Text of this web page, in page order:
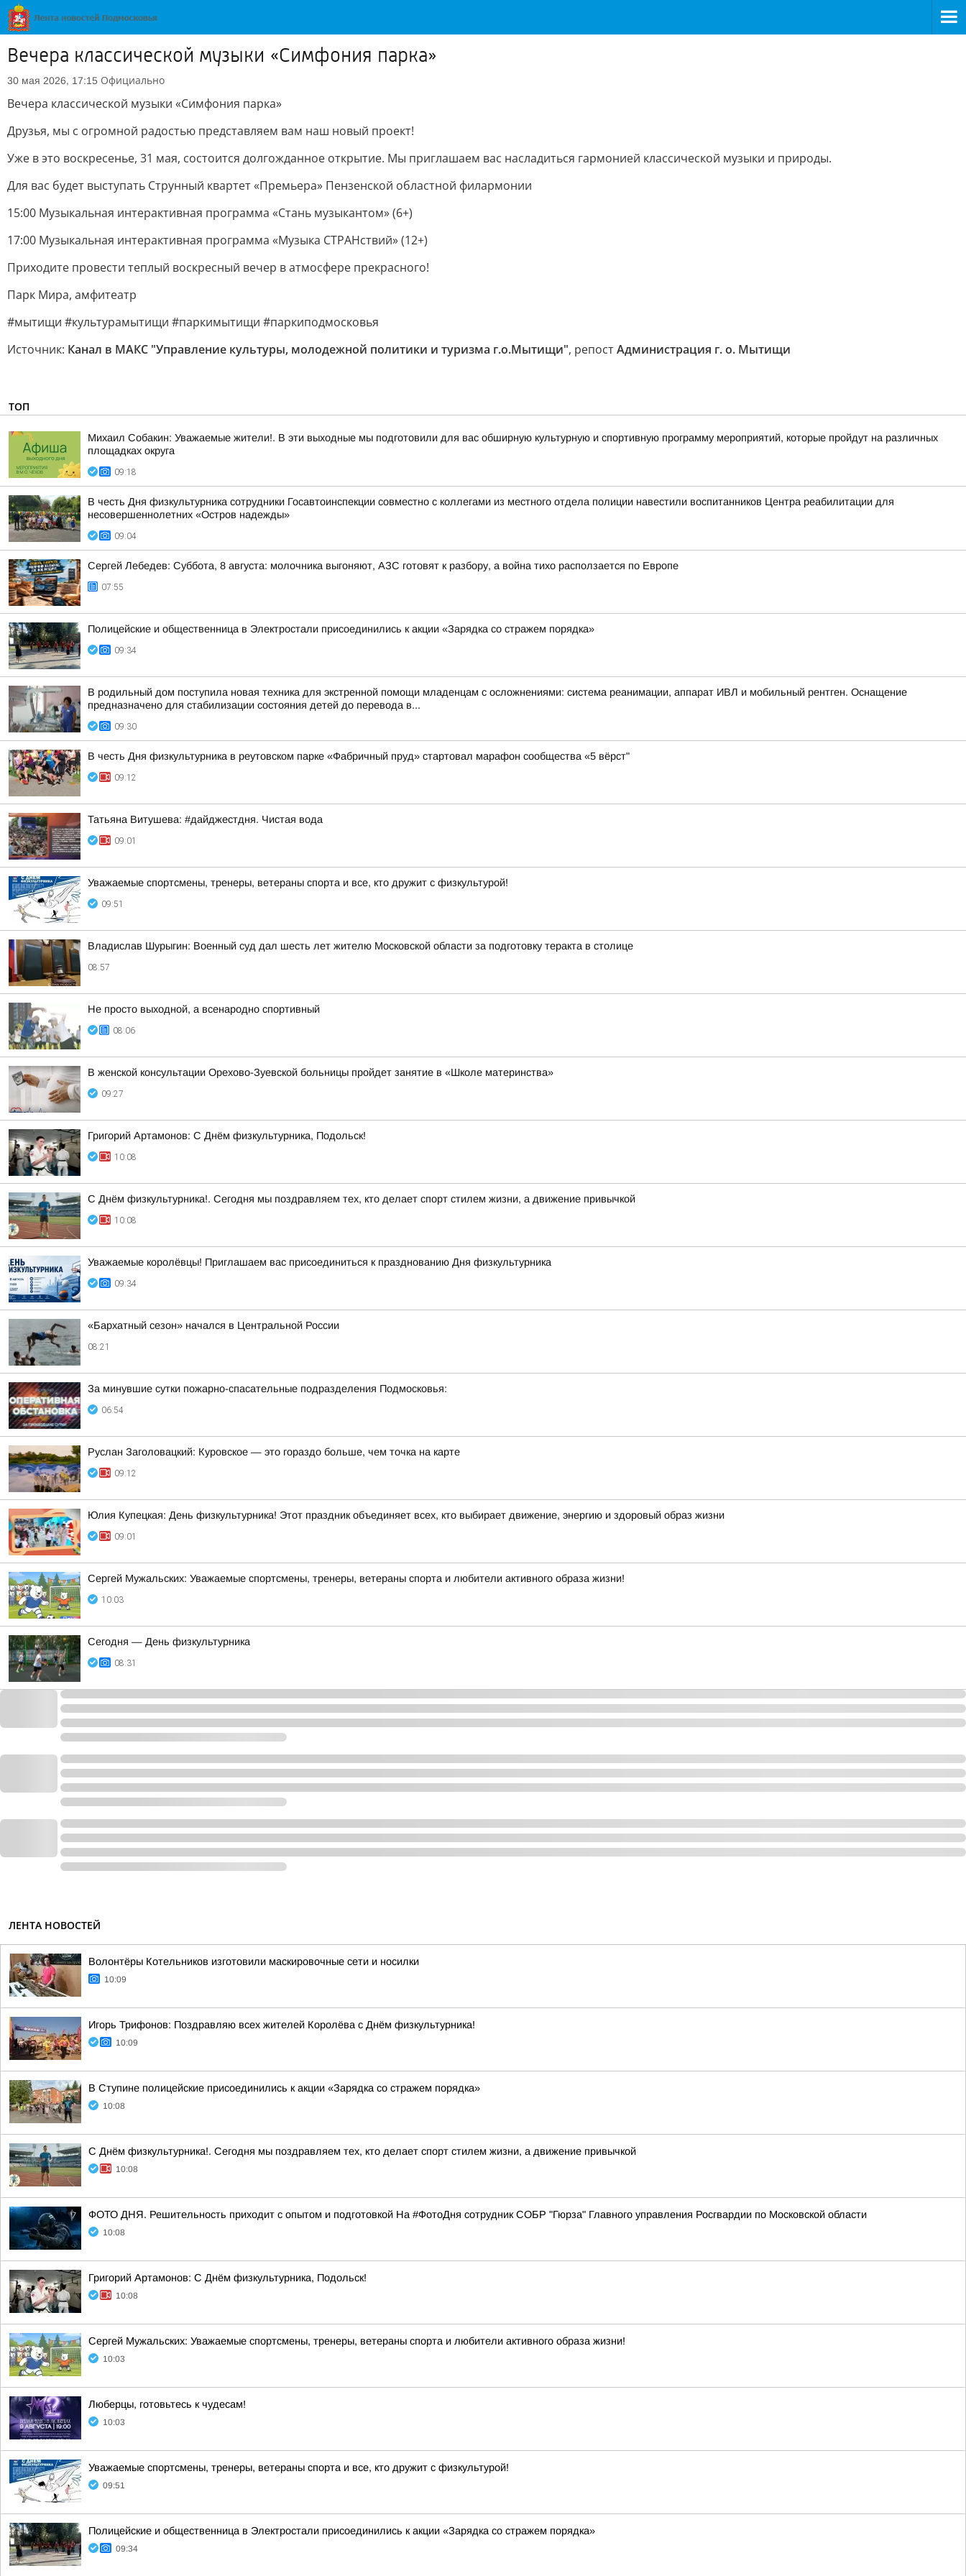
Вечера классической музыки «Симфония парка»
30 мая 2026, 17:15 Официально
Вечера классической музыки «Симфония парка»
Друзья, мы с огромной радостью представляем вам наш новый проект!
Уже в это воскресенье, 31 мая, состоится долгожданное открытие. Мы приглашаем вас насладиться гармонией классической музыки и природы.
Для вас будет выступать Струнный квартет «Премьера» Пензенской областной филармонии
15:00 Музыкальная интерактивная программа «Стань музыкантом» (6+)
17:00 Музыкальная интерактивная программа «Музыка СТРАНствий» (12+)
Приходите провести теплый воскресный вечер в атмосфере прекрасного!
Парк Мира, амфитеатр
#мытищи #культурамытищи #паркимытищи #паркиподмосковья
Источник: Канал в МАКС "Управление культуры, молодежной политики и туризма г.о.Мытищи", репостАдминистрация г. о. Мытищи
ТОП
Михаил Собакин: Уважаемые жители!. В эти выходные мы подготовили для вас обширную культурную и спортивную программу мероприятий, которые пройдут на различных
площадках округа
09:18
В честь Дня физкультурника сотрудники Госавтоинспекции совместно с коллегами из местного отдела полиции навестили воспитанников Центра реабилитации для
несовершеннолетних «Остров надежды»
09:04
Сергей Лебедев: Суббота, 8 августа: молочника выгоняют, АЗС готовят к разбору, а война тихо расползается по Европе
07:55
Полицейские и общественница в Электростали присоединились к акции «Зарядка со стражем порядка»
09:34
В родильный дом поступила новая техника для экстренной помощи младенцам с осложнениями: система реанимации, аппарат ИВЛ и мобильный рентген. Оснащение
предназначено для стабилизации состояния детей до перевода в...
09:30
В честь Дня физкультурника в реутовском парке «Фабричный пруд» стартовал марафон сообщества «5 вёрст"
09:12
Татьяна Витушева: #дайджестдня. Чистая вода
09:01
Уважаемые спортсмены, тренеры, ветераны спорта и все, кто дружит с физкультурой!
09:51
Владислав Шурыгин: Военный суд дал шесть лет жителю Московской области за подготовку теракта в столице
08:57
Не просто выходной, а всенародно спортивный
08:06
В женской консультации Орехово-Зуевской больницы пройдет занятие в «Школе материнства»
09:27
Григорий Артамонов: С Днём физкультурника, Подольск!
10:08
С Днём физкультурника!. Сегодня мы поздравляем тех, кто делает спорт стилем жизни, а движение привычкой
10:08
Уважаемые королёвцы! Приглашаем вас присоединиться к празднованию Дня физкультурника
09:34
«Бархатный сезон» начался в Центральной России
08:21
За минувшие сутки пожарно-спасательные подразделения Подмосковья:
06:54
Руслан Заголовацкий: Куровское — это гораздо больше, чем точка на карте
09:12
Юлия Купецкая: День физкультурника! Этот праздник объединяет всех, кто выбирает движение, энергию и здоровый образ жизни
09:01
Сергей Мужальских: Уважаемые спортсмены, тренеры, ветераны спорта и любители активного образа жизни!
10:03
Сегодня — День физкультурника
08:31
ЛЕНТА НОВОСТЕЙ
Волонтёры Котельников изготовили маскировочные сети и носилки
10:09
Игорь Трифонов: Поздравляю всех жителей Королёва с Днём физкультурника!
10:09
В Ступине полицейские присоединились к акции «Зарядка со стражем порядка»
10:08
С Днём физкультурника!. Сегодня мы поздравляем тех, кто делает спорт стилем жизни, а движение привычкой
10:08
ФОТО ДНЯ. Решительность приходит с опытом и подготовкой На #ФотоДня сотрудник СОБР "Гюрза" Главного управления Росгвардии по Московской области
10:08
Григорий Артамонов: С Днём физкультурника, Подольск!
10:08
Сергей Мужальских: Уважаемые спортсмены, тренеры, ветераны спорта и любители активного образа жизни!
10:03
Люберцы, готовьтесь к чудесам!
10:03
Уважаемые спортсмены, тренеры, ветераны спорта и все, кто дружит с физкультурой!
09:51
Полицейские и общественница в Электростали присоединились к акции «Зарядка со стражем порядка»
09:34